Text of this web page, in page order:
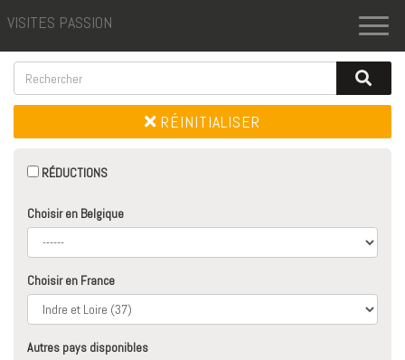
VISITES PASSION
RÉINITIALISER
RÉDUCTIONS
Choisir en Belgique
Choisir en France
Autres pays disponibles